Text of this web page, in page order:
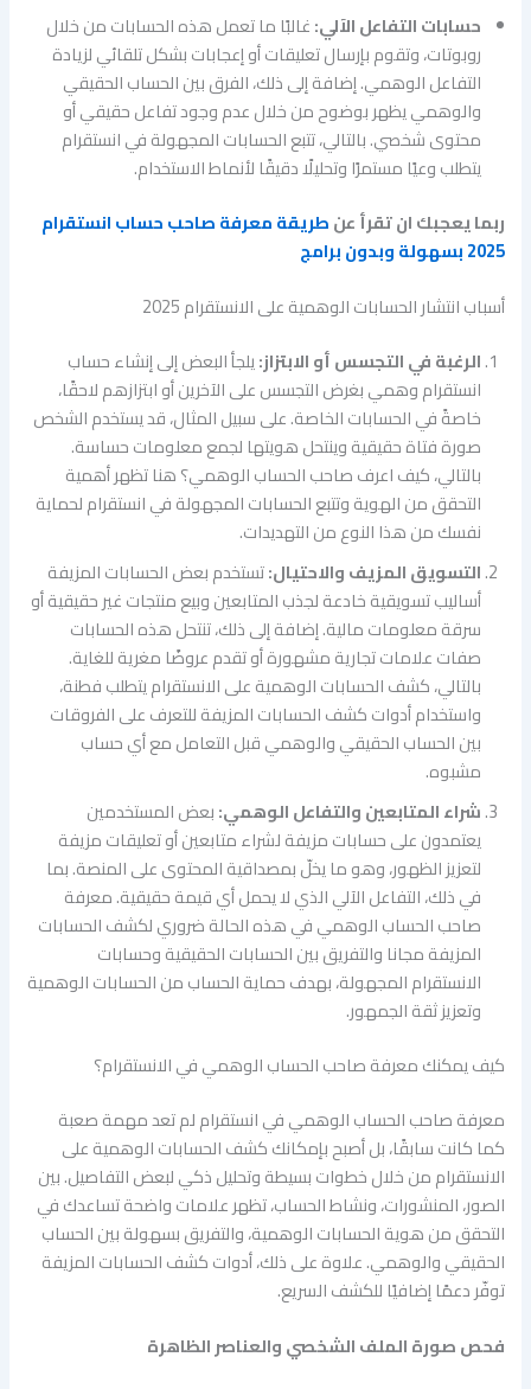
حسابات التفاعل الآلي:غالبًا ما تعمل هذه الحسابات من خلال
روبوتات، وتقوم بإرسال تعليقات أو إعجابات بشكل تلقائي لزيادة
التفاعل الوهمي. إضافة إلى ذلك، الفرق بين الحساب الحقيقي
والوهمي يظهر بوضوح من خلال عدم وجود تفاعل حقيقي أو
محتوى شخصي. بالتالي، تتبع الحسابات المجهولة في انستقرام
يتطلب وعيًا مستمرًا وتحليلًا دقيقًا لأنماط الاستخدام.
ربما يعجبك ان تقرأ عنطريقة معرفة صاحب حساب انستقرام
2025 بسهولة وبدون برامج
أسباب انتشار الحسابات الوهمية على الانستقرام 2025
الرغبة في التجسس أو الابتزاز:يلجأ البعض إلى إنشاء حساب
انستقرام وهمي بغرض التجسس على الآخرين أو ابتزازهم لاحقًا،
خاصةً في الحسابات الخاصة. على سبيل المثال، قد يستخدم الشخص
صورة فتاة حقيقية وينتحل هويتها لجمع معلومات حساسة.
بالتالي، كيف اعرف صاحب الحساب الوهمي؟ هنا تظهر أهمية
التحقق من الهوية وتتبع الحسابات المجهولة في انستقرام لحماية
نفسك من هذا النوع من التهديدات.
التسويق المزيف والاحتيال:تستخدم بعض الحسابات المزيفة
أساليب تسويقية خادعة لجذب المتابعين وبيع منتجات غير حقيقية أو
سرقة معلومات مالية. إضافة إلى ذلك، تنتحل هذه الحسابات
صفات علامات تجارية مشهورة أو تقدم عروضًا مغرية للغاية.
بالتالي، كشف الحسابات الوهمية على الانستقرام يتطلب فطنة،
واستخدام أدوات كشف الحسابات المزيفة للتعرف على الفروقات
بين الحساب الحقيقي والوهمي قبل التعامل مع أي حساب
مشبوه.
شراء المتابعين والتفاعل الوهمي:بعض المستخدمين
يعتمدون على حسابات مزيفة لشراء متابعين أو تعليقات مزيفة
لتعزيز الظهور، وهو ما يخلّ بمصداقية المحتوى على المنصة. بما
في ذلك، التفاعل الآلي الذي لا يحمل أي قيمة حقيقية. معرفة
صاحب الحساب الوهمي في هذه الحالة ضروري لكشف الحسابات
المزيفة مجانا والتفريق بين الحسابات الحقيقية وحسابات
الانستقرام المجهولة، بهدف حماية الحساب من الحسابات الوهمية
وتعزيز ثقة الجمهور.
كيف يمكنك معرفة صاحب الحساب الوهمي في الانستقرام؟
معرفة صاحب الحساب الوهمي في انستقرام لم تعد مهمة صعبة
كما كانت سابقًا، بل أصبح بإمكانك كشف الحسابات الوهمية على
الانستقرام من خلال خطوات بسيطة وتحليل ذكي لبعض التفاصيل. بين
الصور، المنشورات، ونشاط الحساب، تظهر علامات واضحة تساعدك في
التحقق من هوية الحسابات الوهمية، والتفريق بسهولة بين الحساب
الحقيقي والوهمي. علاوة على ذلك، أدوات كشف الحسابات المزيفة
توفّر دعمًا إضافيًا للكشف السريع.
فحص صورة الملف الشخصي والعناصر الظاهرة